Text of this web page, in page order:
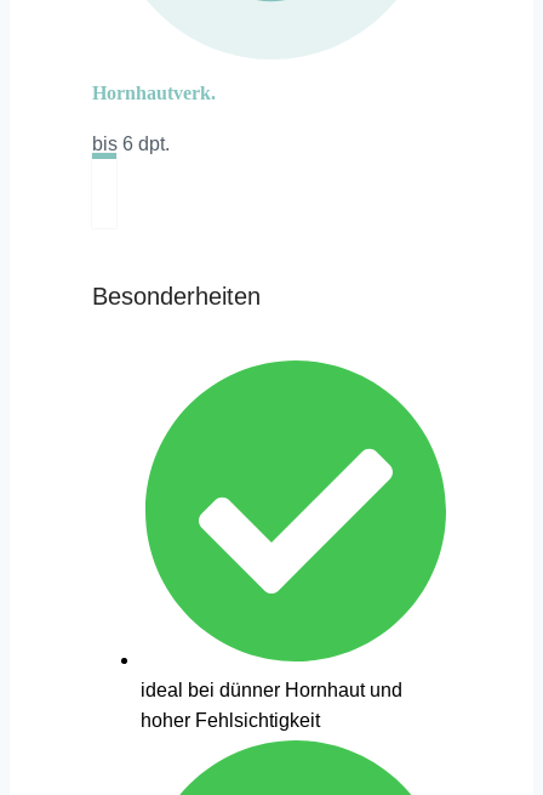
Hornhautverk.
bis 6 dpt.
Besonderheiten
ideal bei dünner Hornhaut und
hoher Fehlsichtigkeit